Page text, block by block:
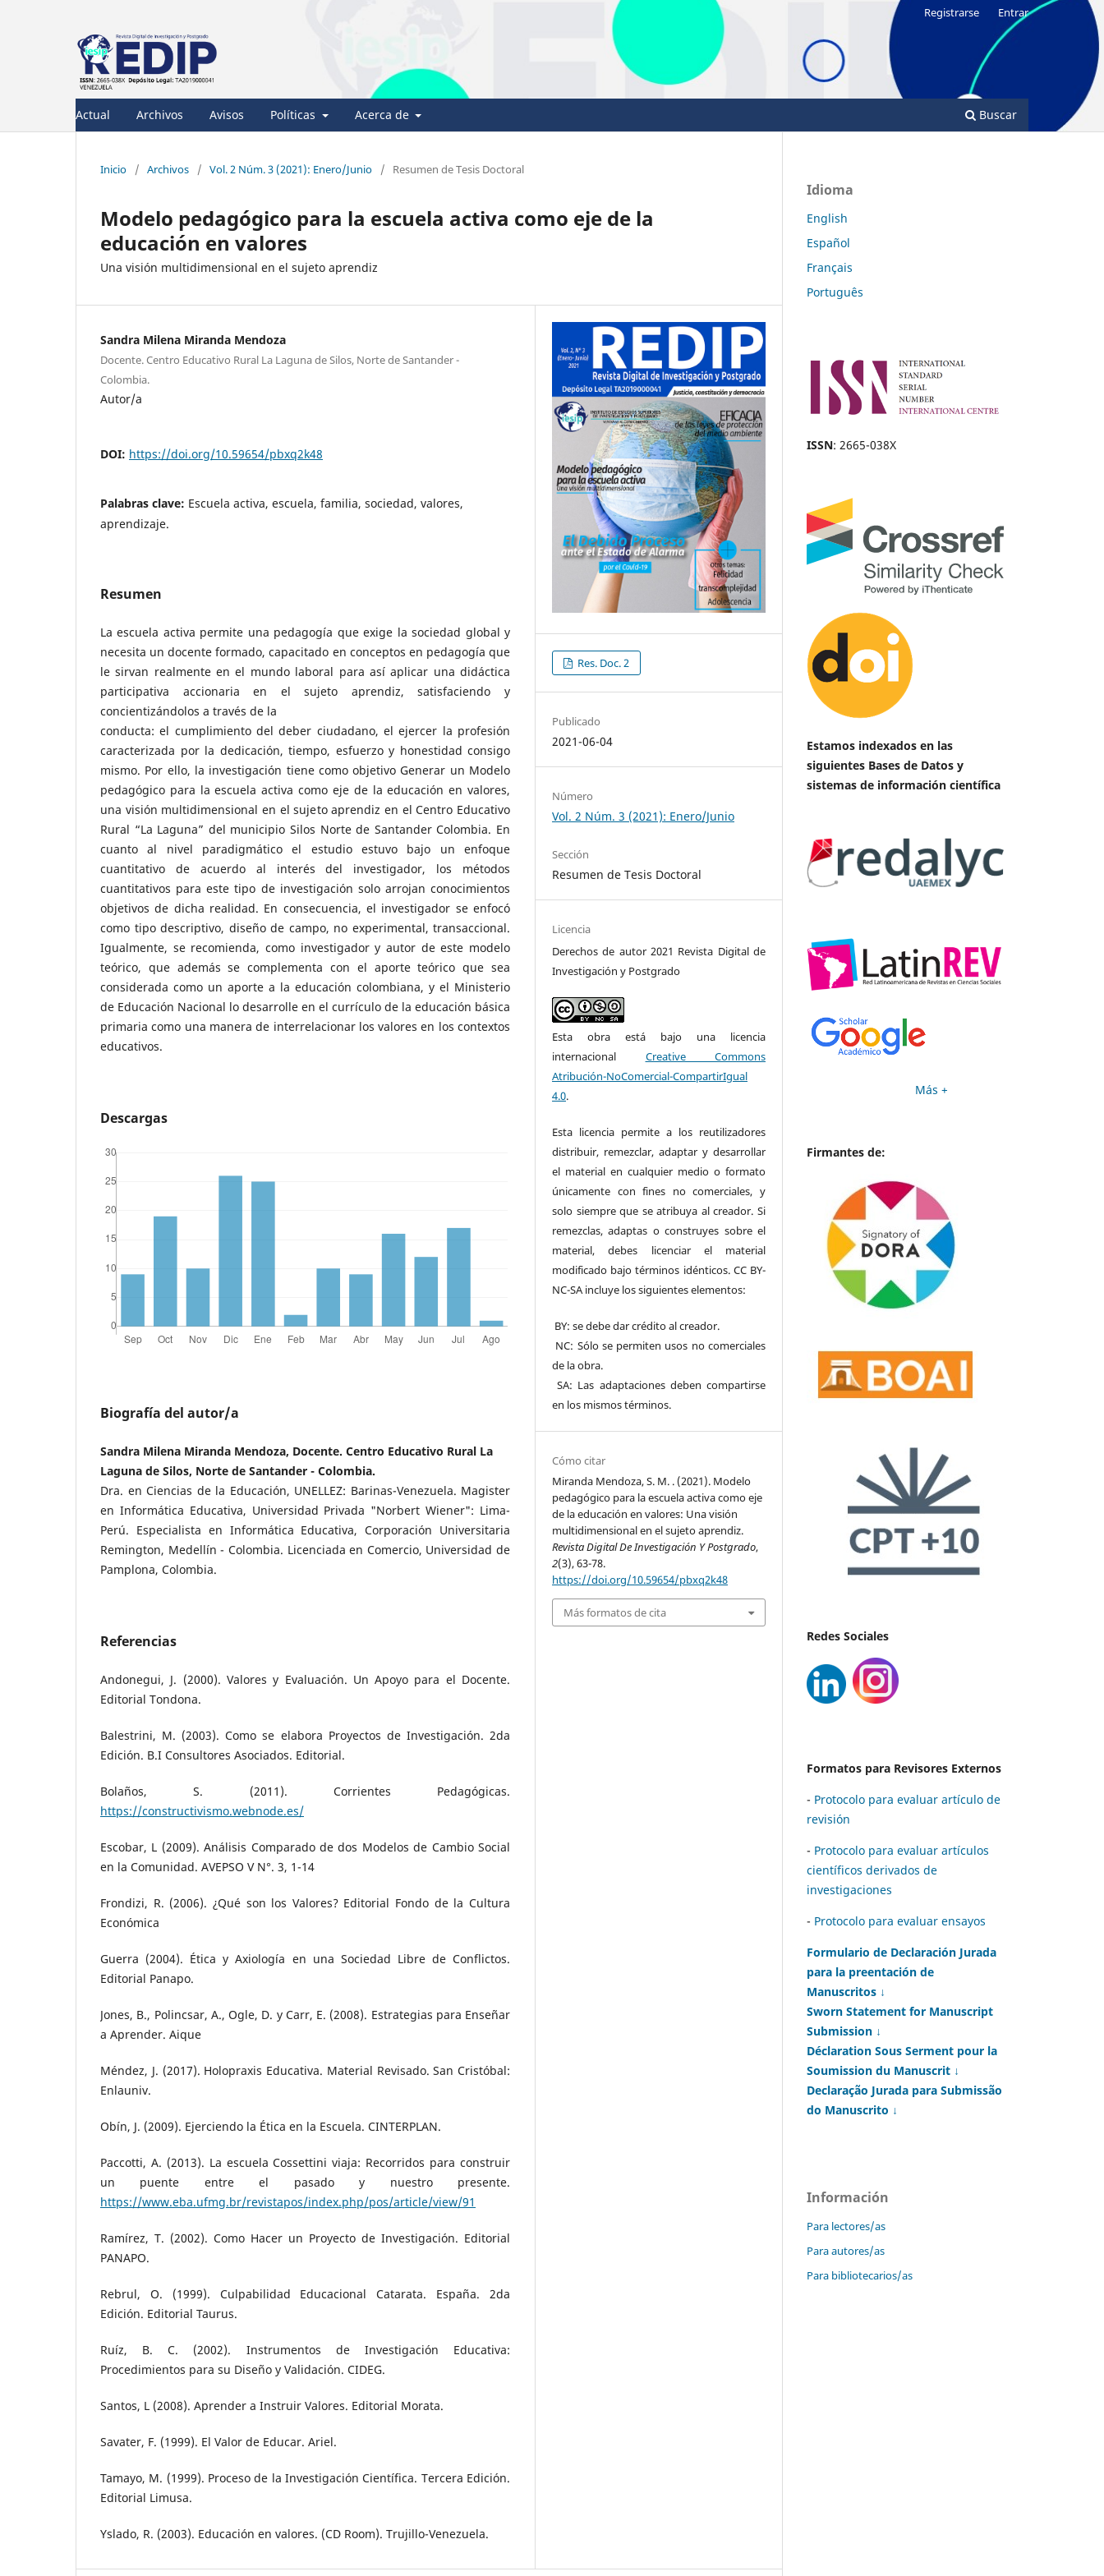
Actual Archivos Avisos Políticas Acerca de Buscar
Registrarse Entrar
Inicio / Archivos / Vol. 2 Núm. 3 (2021): Enero/Junio / Resumen de Tesis Doctoral
Modelo pedagógico para la escuela activa como eje de la
educación en valores
Una visión multidimensional en el sujeto aprendiz
Sandra Milena Miranda Mendoza
Docente. Centro Educativo Rural La Laguna de Silos, Norte de Santander -
Colombia.
Autor/a
DOI: https://doi.org/10.59654/pbxq2k48
Palabras clave: Escuela activa, escuela, familia, sociedad, valores,
aprendizaje.
Resumen
La escuela activa permite una pedagogía que exige la sociedad global y
necesita un docente formado, capacitado en conceptos en pedagogía que
le sirvan realmente en el mundo laboral para así aplicar una didáctica
participativa accionaria en el sujeto aprendiz, satisfaciendo y
concientizándolos a través de la
conducta: el cumplimiento del deber ciudadano, el ejercer la profesión
caracterizada por la dedicación, tiempo, esfuerzo y honestidad consigo
mismo. Por ello, la investigación tiene como objetivo Generar un Modelo
pedagógico para la escuela activa como eje de la educación en valores,
una visión multidimensional en el sujeto aprendiz en el Centro Educativo
Rural “La Laguna” del municipio Silos Norte de Santander Colombia. En
cuanto al nivel paradigmático el estudio estuvo bajo un enfoque
cuantitativo de acuerdo al interés del investigador, los métodos
cuantitativos para este tipo de investigación solo arrojan conocimientos
objetivos de dicha realidad. En consecuencia, el investigador se enfocó
como tipo descriptivo, diseño de campo, no experimental, transaccional.
Igualmente, se recomienda, como investigador y autor de este modelo
teórico, que además se complementa con el aporte teórico que sea
considerada como un aporte a la educación colombiana, y el Ministerio
de Educación Nacional lo desarrolle en el currículo de la educación básica
primaria como una manera de interrelacionar los valores en los contextos
educativos.
Descargas
Biografía del autor/a
Sandra Milena Miranda Mendoza, Docente. Centro Educativo Rural La
Laguna de Silos, Norte de Santander - Colombia.
Dra. en Ciencias de la Educación, UNELLEZ: Barinas-Venezuela. Magister
en Informática Educativa, Universidad Privada "Norbert Wiener": Lima-
Perú. Especialista en Informática Educativa, Corporación Universitaria
Remington, Medellín - Colombia. Licenciada en Comercio, Universidad de
Pamplona, Colombia.
Referencias
Andonegui, J. (2000). Valores y Evaluación. Un Apoyo para el Docente.
Editorial Tondona.
Balestrini, M. (2003). Como se elabora Proyectos de Investigación. 2da
Edición. B.I Consultores Asociados. Editorial.
Bolaños, S. (2011). Corrientes Pedagógicas.
https://constructivismo.webnode.es/
Escobar, L (2009). Análisis Comparado de dos Modelos de Cambio Social
en la Comunidad. AVEPSO V N°. 3, 1-14
Frondizi, R. (2006). ¿Qué son los Valores? Editorial Fondo de la Cultura
Económica
Guerra (2004). Ética y Axiología en una Sociedad Libre de Conflictos.
Editorial Panapo.
Jones, B., Polincsar, A., Ogle, D. y Carr, E. (2008). Estrategias para Enseñar
a Aprender. Aique
Méndez, J. (2017). Holopraxis Educativa. Material Revisado. San Cristóbal:
Enlauniv.
Obín, J. (2009). Ejerciendo la Ética en la Escuela. CINTERPLAN.
Paccotti, A. (2013). La escuela Cossettini viaja: Recorridos para construir
un puente entre el pasado y nuestro presente.
https://www.eba.ufmg.br/revistapos/index.php/pos/article/view/91
Ramírez, T. (2002). Como Hacer un Proyecto de Investigación. Editorial
PANAPO.
Rebrul, O. (1999). Culpabilidad Educacional Catarata. España. 2da
Edición. Editorial Taurus.
Ruíz, B. C. (2002). Instrumentos de Investigación Educativa:
Procedimientos para su Diseño y Validación. CIDEG.
Santos, L (2008). Aprender a Instruir Valores. Editorial Morata.
Savater, F. (1999). El Valor de Educar. Ariel.
Tamayo, M. (1999). Proceso de la Investigación Científica. Tercera Edición.
Editorial Limusa.
Yslado, R. (2003). Educación en valores. (CD Room). Trujillo-Venezuela.
Res. Doc. 2
Publicado
2021-06-04
Número
Vol. 2 Núm. 3 (2021): Enero/Junio
Sección
Resumen de Tesis Doctoral
Licencia
Derechos de autor 2021 Revista Digital de
Investigación y Postgrado
Esta obra está bajo una licencia
internacional Creative Commons
Atribución-NoComercial-CompartirIgual
4.0.
Esta licencia permite a los reutilizadores
distribuir, remezclar, adaptar y desarrollar
el material en cualquier medio o formato
únicamente con fines no comerciales, y
solo siempre que se atribuya al creador. Si
remezclas, adaptas o construyes sobre el
material, debes licenciar el material
modificado bajo términos idénticos. CC BY-
NC-SA incluye los siguientes elementos:
BY: se debe dar crédito al creador.
NC: Sólo se permiten usos no comerciales
de la obra.
SA: Las adaptaciones deben compartirse
en los mismos términos.
Cómo citar
Miranda Mendoza, S. M. . (2021). Modelo
pedagógico para la escuela activa como eje
de la educación en valores: Una visión
multidimensional en el sujeto aprendiz.
Revista Digital De Investigación Y Postgrado,
2(3), 63-78.
https://doi.org/10.59654/pbxq2k48
Más formatos de cita
Idioma
English
Español
Français
Português
ISSN: 2665-038X
Estamos indexados en las
siguientes Bases de Datos y
sistemas de información científica
Más +
Firmantes de:
Redes Sociales
Formatos para Revisores Externos
- Protocolo para evaluar artículo de
revisión
- Protocolo para evaluar artículos
científicos derivados de
investigaciones
- Protocolo para evaluar ensayos
Formulario de Declaración Jurada
para la preentación de
Manuscritos ↓
Sworn Statement for Manuscript
Submission ↓
Déclaration Sous Serment pour la
Soumission du Manuscrit ↓
Declaração Jurada para Submissão
do Manuscrito ↓
Información
Para lectores/as
Para autores/as
Para bibliotecarios/as